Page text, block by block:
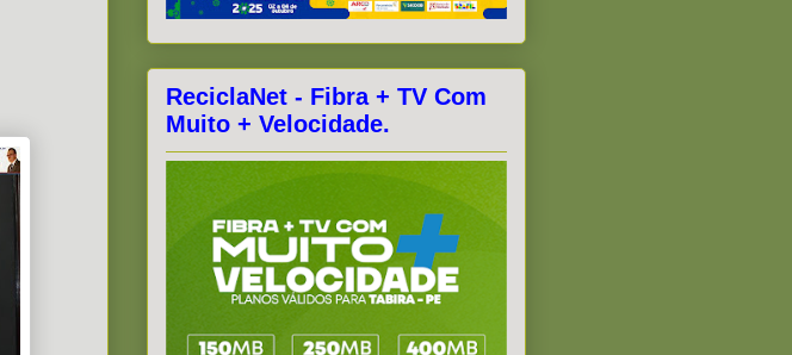
ReciclaNet - Fibra + TV Com
Muito + Velocidade.